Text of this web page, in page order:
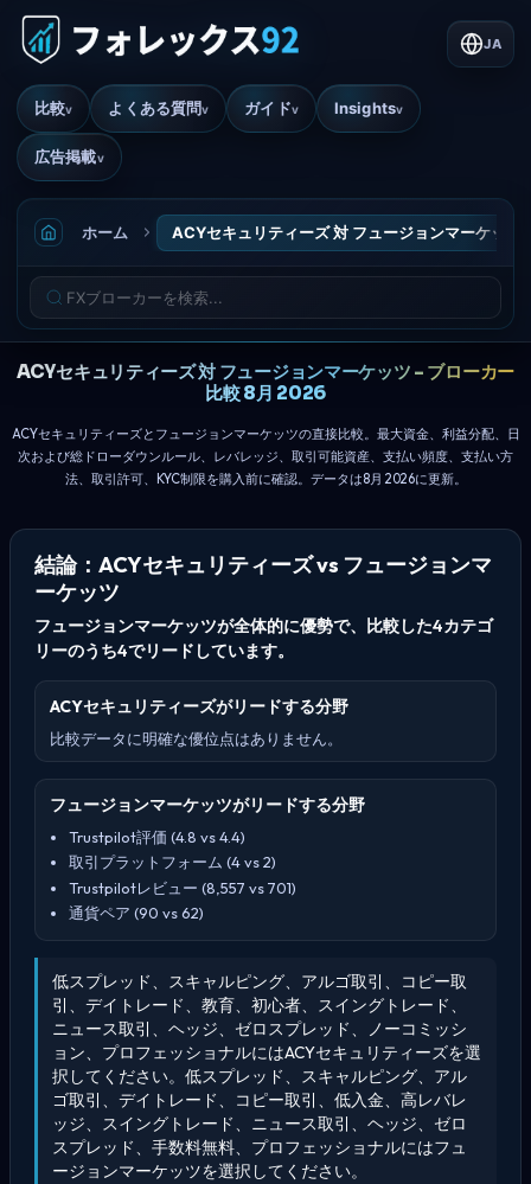
比較v よくある質問v ガイドv Insightsv
広告掲載v
JA
ホーム ACYセキュリティーズ 対 フュージョンマーケッツ
ACYセキュリティーズ 対 フュージョンマーケッツ - ブローカー
比較 8月 2026
ACYセキュリティーズとフュージョンマーケッツの直接比較。最大資金、利益分配、日
次および総ドローダウンルール、レバレッジ、取引可能資産、支払い頻度、支払い方
法、取引許可、KYC制限を購入前に確認。データは8月 2026に更新。
結論：ACYセキュリティーズ vs フュージョンマ
ーケッツ
フュージョンマーケッツが全体的に優勢で、比較した4カテゴ
リーのうち4でリードしています。
ACYセキュリティーズがリードする分野
比較データに明確な優位点はありません。
フュージョンマーケッツがリードする分野
Trustpilot評価 (4.8 vs 4.4)
取引プラットフォーム (4 vs 2)
Trustpilotレビュー (8,557 vs 701)
通貨ペア (90 vs 62)
低スプレッド、スキャルピング、アルゴ取引、コピー取
引、デイトレード、教育、初心者、スイングトレード、
ニュース取引、ヘッジ、ゼロスプレッド、ノーコミッシ
ョン、プロフェッショナルにはACYセキュリティーズを選
択してください。低スプレッド、スキャルピング、アル
ゴ取引、デイトレード、コピー取引、低入金、高レバレ
ッジ、スイングトレード、ニュース取引、ヘッジ、ゼロ
スプレッド、手数料無料、プロフェッショナルにはフュ
ージョンマーケッツを選択してください。